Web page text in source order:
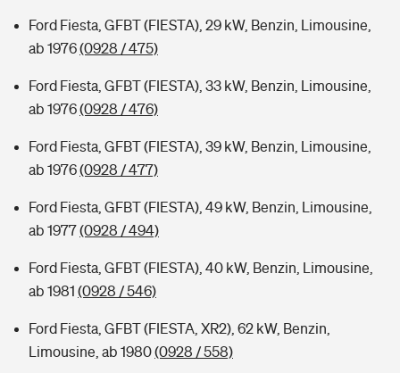
Wer versichert was: Jetzt Versicherer finden
Sie haben Fragen?
Musikinstrumentenversicherung
Zur Übersicht
Tools
Kinderunfall-Check: Mehr Sicherheit für deine Kids
Typklassen: So ist Ihr Auto eingestuft
Rentenrechner: Wie viel Geld bekomme ich im Alter?
Ford Fiesta, GFBT (FIESTA), 29 kW, Benzin, Limousine,
ab 1976(0928 / 475)
Ford Fiesta, GFBT (FIESTA), 33 kW, Benzin, Limousine,
ab 1976(0928 / 476)
Ford Fiesta, GFBT (FIESTA), 39 kW, Benzin, Limousine,
ab 1976(0928 / 477)
Ford Fiesta, GFBT (FIESTA), 49 kW, Benzin, Limousine,
ab 1977(0928 / 494)
Ford Fiesta, GFBT (FIESTA), 40 kW, Benzin, Limousine,
ab 1981 (0928 / 546)
Ford Fiesta, GFBT (FIESTA, XR2), 62 kW, Benzin,
Limousine, ab 1980(0928 / 558)